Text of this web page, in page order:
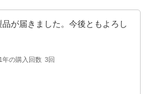
が届きました。今後ともよろし
年の購入回数 3回